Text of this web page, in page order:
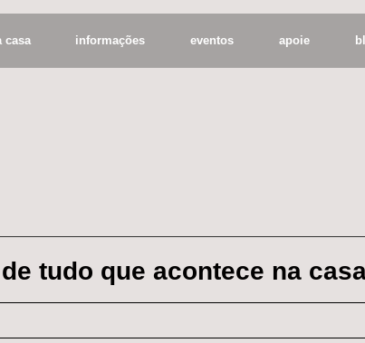
casa informações eventos apoie
tudo que acontece na